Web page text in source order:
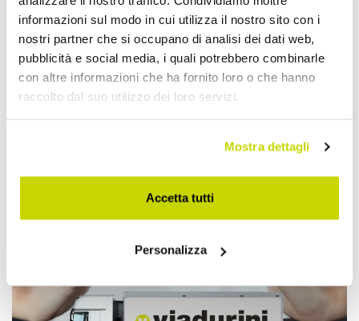
informazioni sul modo in cui utilizza il nostro sito con i
nostri partner che si occupano di analisi dei dati web,
pubblicità e social media, i quali potrebbero combinarle
con altre informazioni che ha fornito loro o che hanno
raccolto dal suo utilizzo dei loro servizi.
Mostra dettagli
Accetta tutti
Personalizza
Approfittane subito!